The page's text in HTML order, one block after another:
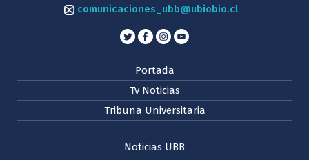
comunicaciones_ubb@ubiobio.cl
Portada
Tv Noticias
Tribuna Universitaria
Noticias UBB